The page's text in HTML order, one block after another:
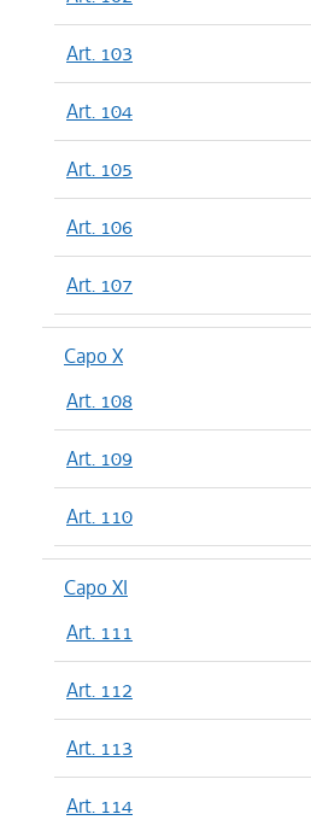
Art. 103
Art. 104
Art. 105
Art. 106
Art. 107
Capo X
Art. 108
Art. 109
Art. 110
Capo XI
Art. 111
Art. 112
Art. 113
Art. 114